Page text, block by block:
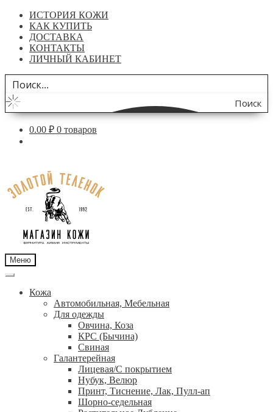
ИСТОРИЯ КОЖИ
КАК КУПИТЬ
ДОСТАВКА
КОНТАКТЫ
ЛИЧНЫЙ КАБИНЕТ
Поиск
по
0.00 ₽ 0 товаров
навигации
содержимому
Меню
Кожа
Автомобильная, Мебельная
Для одежды
Овчина, Коза
КРС (Бычина)
Свиная
Галантерейная
Лицевая/С покрытием
Нубук, Велюр
Принт, Тиснение, Лак, Пулл-ап
Шорно-седельная